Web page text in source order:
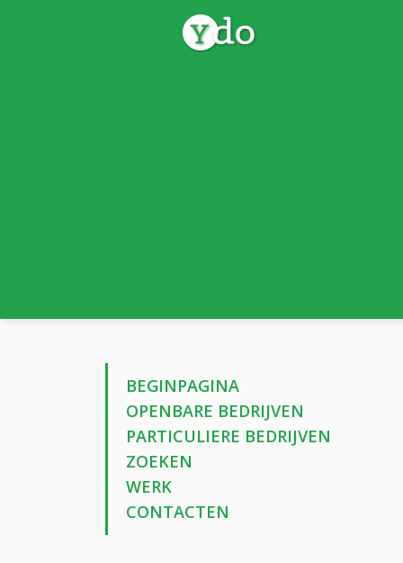
BEGINPAGINA
OPENBARE BEDRIJVEN
PARTICULIERE BEDRIJVEN
ZOEKEN
WERK
CONTACTEN